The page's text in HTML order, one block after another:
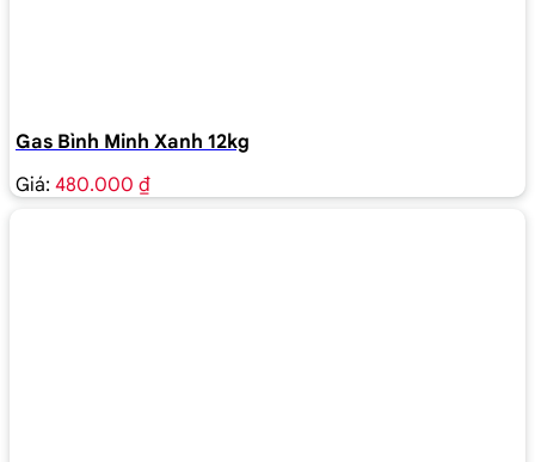
Gas Bình Minh Xanh 12kg
Giá: 480.000 ₫